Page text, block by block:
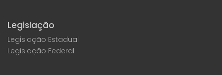
Legislação
Legislação Estadual
Legislação Federal